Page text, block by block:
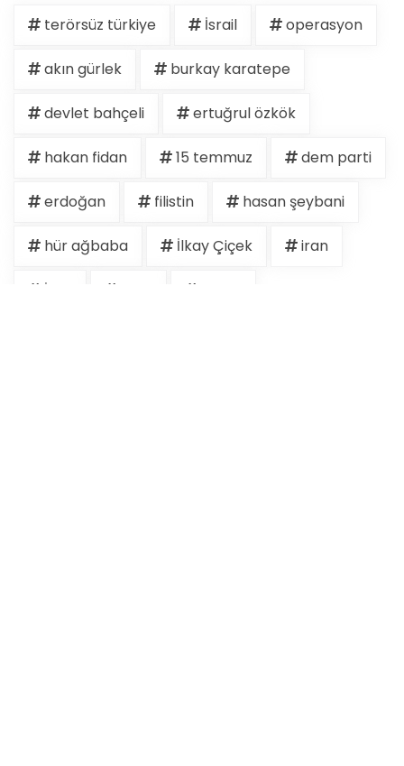
terörsüz türkiye İsrail operasyon
akın gürlek burkay karatepe
devlet bahçeli ertuğrul özkök
hakan fidan 15 temmuz dem parti
erdoğan filistin hasan şeybani
hür ağbaba İlkay Çiçek iran
İran